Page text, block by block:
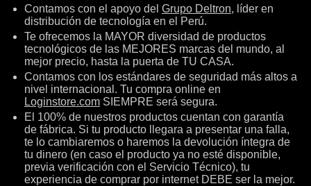
Contamos con el apoyo del Grupo Deltron, líder en
distribución de tecnología en el Perú.
Te ofrecemos la MAYOR diversidad de productos
tecnológicos de las MEJORES marcas del mundo, al
mejor precio, hasta la puerta de TU CASA.
Contamos con los estándares de seguridad más altos a
nivel internacional. Tu compra online en
Loginstore.com SIEMPRE será segura.
El 100% de nuestros productos cuentan con garantía
de fábrica. Si tu producto llegara a presentar una falla,
te lo cambiaremos o haremos la devolución íntegra de
tu dinero (en caso el producto ya no esté disponible,
previa verificación con el Servicio Técnico), tu
experiencia de comprar por internet DEBE ser la mejor.